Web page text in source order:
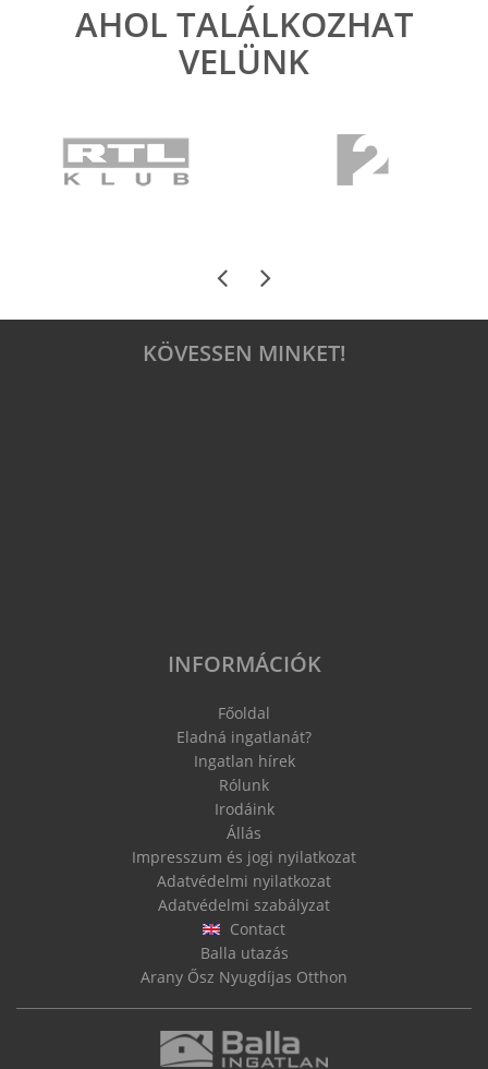
ELOLVASOM
AHOL TALÁLKOZHAT
VELÜNK
KÖVESSEN MINKET!
INFORMÁCIÓK
Főoldal
Eladná ingatlanát?
Ingatlan hírek
Rólunk
Irodáink
Állás
Impresszum és jogi nyilatkozat
Adatvédelmi nyilatkozat
Adatvédelmi szabályzat
Contact
Balla utazás
Arany Ősz Nyugdíjas Otthon